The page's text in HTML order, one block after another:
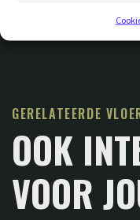
GERELATEERDE
OOK
VOOR